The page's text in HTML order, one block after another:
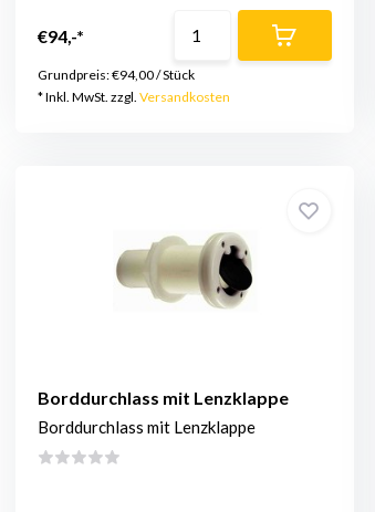
€94,-*
Grundpreis:€94,00/Stück
* Inkl. MwSt. zzgl. Versandkosten
Borddurchlass mit Lenzklappe
Borddurchlass mit Lenzklappe